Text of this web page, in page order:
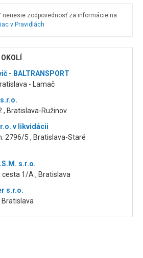
nenesie zodpovednosť za informácie na
v Pravidlách
- BALTRANSPORT
- Lamač
, Bratislava-Ružinov
v likvidácii
2796/5 , Bratislava-Staré
s.r.o.
cesta 1/A , Bratislava
s.r.o.
Bratislava